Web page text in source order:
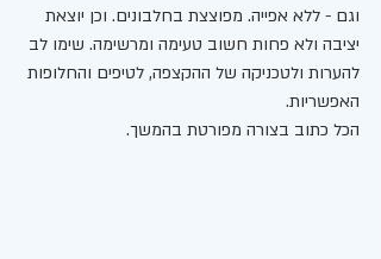
וגם - ללא אפייה. מפוצצת בחלבונים. וכן יוצאת
יציבה ולא פחות חשוב טעימה ומרשימה. שימו לב
להערות ולטכניקה של ההקצפה, לטיפים והחלופות
האפשריות.
הכל כתוב בצורה מפורטת בהמשך.